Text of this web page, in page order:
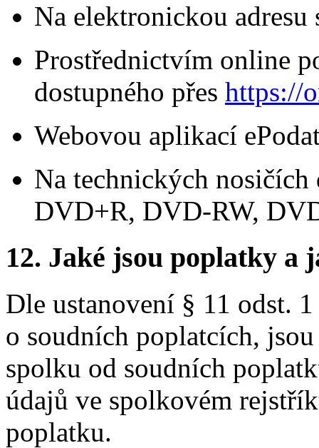
Na elektronickou adresu
Prostřednictvím online
dostupného přes https://
Webovou aplikací
Na technických
DVD+R, DVD-RW,
12. Jaké jsou poplatky a
Dle ustanovení § 11 odst.
o soudních poplatcích,
spolku od soudních
údajů ve spolkovém
poplatku.